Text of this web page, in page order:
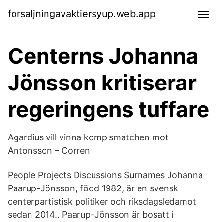
forsaljningavaktiersyup.web.app
Centerns Johanna
Jönsson kritiserar
regeringens tuffare
Agardius vill vinna kompismatchen mot
Antonsson – Corren
People Projects Discussions Surnames Johanna
Paarup-Jönsson, född 1982, är en svensk
centerpartistisk politiker och riksdagsledamot
sedan 2014.. Paarup-Jönsson är bosatt i